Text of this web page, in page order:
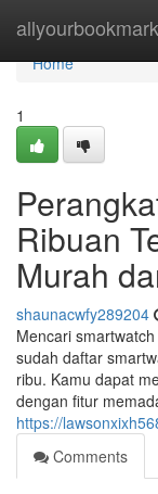
Home
Home
1
Ribuan
Murah
shaunacwfy289204
Mencari
sudah daftar
ribu. Kamu dapat
dengan fitur
https://
Comments